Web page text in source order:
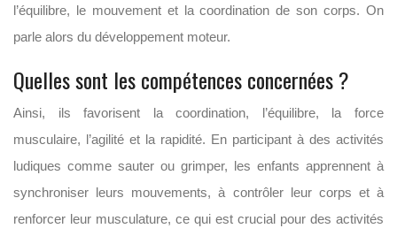
l’équilibre, le mouvement et la coordination de son corps. On
parle alors du développement moteur.
Quelles sont les compétences concernées ?
Ainsi, ils favorisent la coordination, l’équilibre, la force
musculaire, l’agilité et la rapidité. En participant à des activités
ludiques comme sauter ou grimper, les enfants apprennent à
synchroniser leurs mouvements, à contrôler leur corps et à
renforcer leur musculature, ce qui est crucial pour des activités